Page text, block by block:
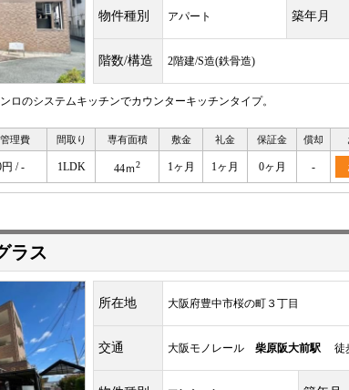
物件種別 アパート 築年月
階数/構造 2階建/S造(鉄骨造)
ロのシステムキッチンでカウンターキッチンタイプ。
理費 間取り 専有面積 敷金 礼金 保証金 償却
円 / - 1LDK 44ｍ2 1ヶ月 1ヶ月 0ヶ月 -
ラス
所在地 大阪府豊中市桜の町３丁目
交通 大阪モノレール 柴原阪大前駅 徒